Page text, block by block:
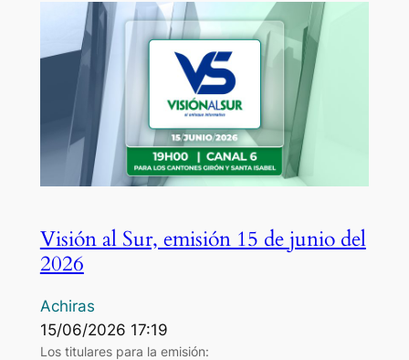
Visión al Sur, emisión 15 de junio del
2026
Achiras
15/06/2026 17:19
Los titulares para la emisión: